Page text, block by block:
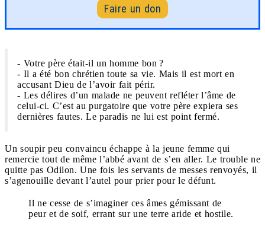
Faire un don
- Votre père était-il un homme bon ?
- Il a été bon chrétien toute sa vie. Mais il est mort en
accusant Dieu de l’avoir fait périr.
- Les délires d’un malade ne peuvent refléter l’âme de
celui-ci. C’est au purgatoire que votre père expiera ses
dernières fautes. Le paradis ne lui est point fermé.
Un soupir peu convaincu échappe à la jeune femme qui
remercie tout de même l’abbé avant de s’en aller. Le trouble ne
quitte pas Odilon. Une fois les servants de messes renvoyés, il
s’agenouille devant l’autel pour prier pour le défunt.
Il ne cesse de s’imaginer ces âmes gémissant de
peur et de soif, errant sur une terre aride et hostile.